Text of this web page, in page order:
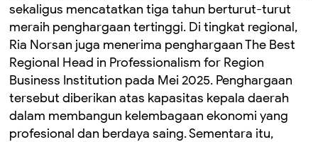
sekaligus mencatatkan tiga tahun berturut-turut
meraih penghargaan tertinggi. Di tingkat regional,
Ria Norsan juga menerima penghargaan The Best
Regional Head in Professionalism for Region
Business Institution pada Mei 2025. Penghargaan
tersebut diberikan atas kapasitas kepala daerah
dalam membangun kelembagaan ekonomi yang
profesional dan berdaya saing. Sementara itu,